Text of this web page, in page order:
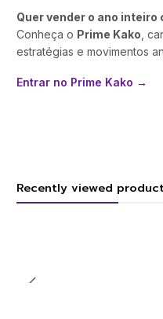
Quer vender o ano
Conheça o Prime Kako ,
estratégias e movimentos
Entrar no Prime Kako →
Recently viewed